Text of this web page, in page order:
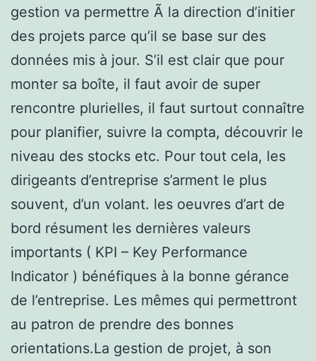
gestion va permettre Ã la direction d’initier
des projets parce qu’il se base sur des
données mis à jour. S’il est clair que pour
monter sa boîte, il faut avoir de super
rencontre plurielles, il faut surtout connaître
pour planifier, suivre la compta, découvrir le
niveau des stocks etc. Pour tout cela, les
dirigeants d’entreprise s’arment le plus
souvent, d’un volant. les oeuvres d’art de
bord résument les dernières valeurs
importants ( KPI – Key Performance
Indicator ) bénéfiques à la bonne gérance
de l’entreprise. Les mêmes qui permettront
au patron de prendre des bonnes
orientations.La gestion de projet, à son